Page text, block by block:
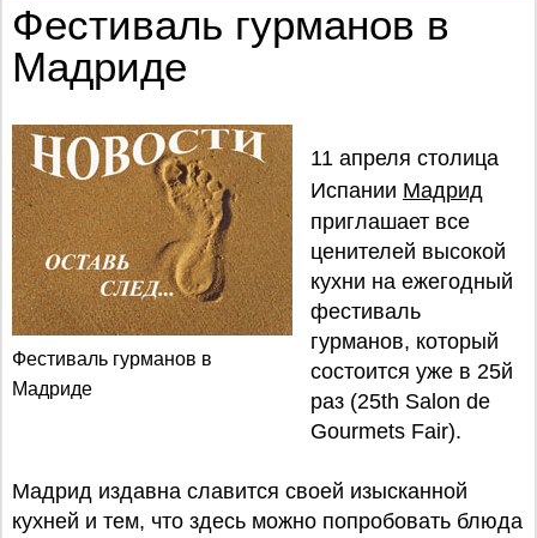
Фестиваль гурманов в
Мадриде
Фестиваль гурманов в
Мадриде
11 апреля столица
Испании Мадрид
приглашает все
ценителей высокой
кухни на ежегодный
фестиваль
гурманов, который
состоится уже в 25й
раз (25th Salon de
Gourmets Fair).
Мадрид издавна славится своей изысканной
кухней и тем, что здесь можно попробовать блюда